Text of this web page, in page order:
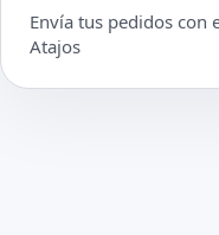
Envía tus pedidos con
Atajos